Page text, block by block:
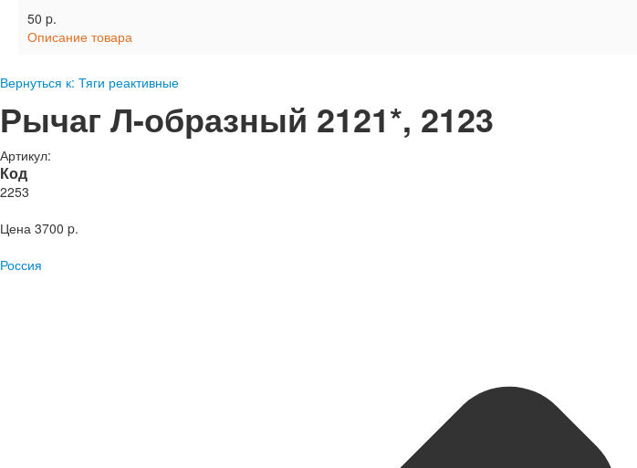
50 p.
Описание товара
Вернуться к: Тяги реактивные
Рычаг Л-образный 2121*, 2123
Артикул:
Код
2253
Цена 3700 p.
Россия